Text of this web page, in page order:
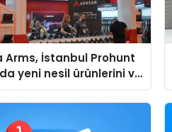
Arms, İstanbul Prohunt
yeni nesil ürünlerini ve
marka vizyonunu